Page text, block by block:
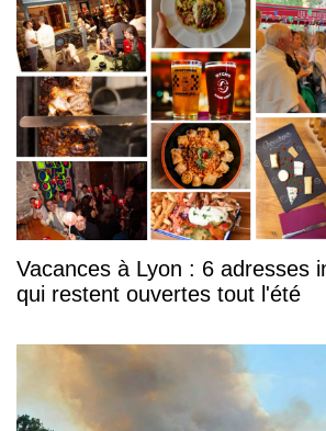
Vacances à Lyon : 6 adresses
qui restent ouvertes tout l'été